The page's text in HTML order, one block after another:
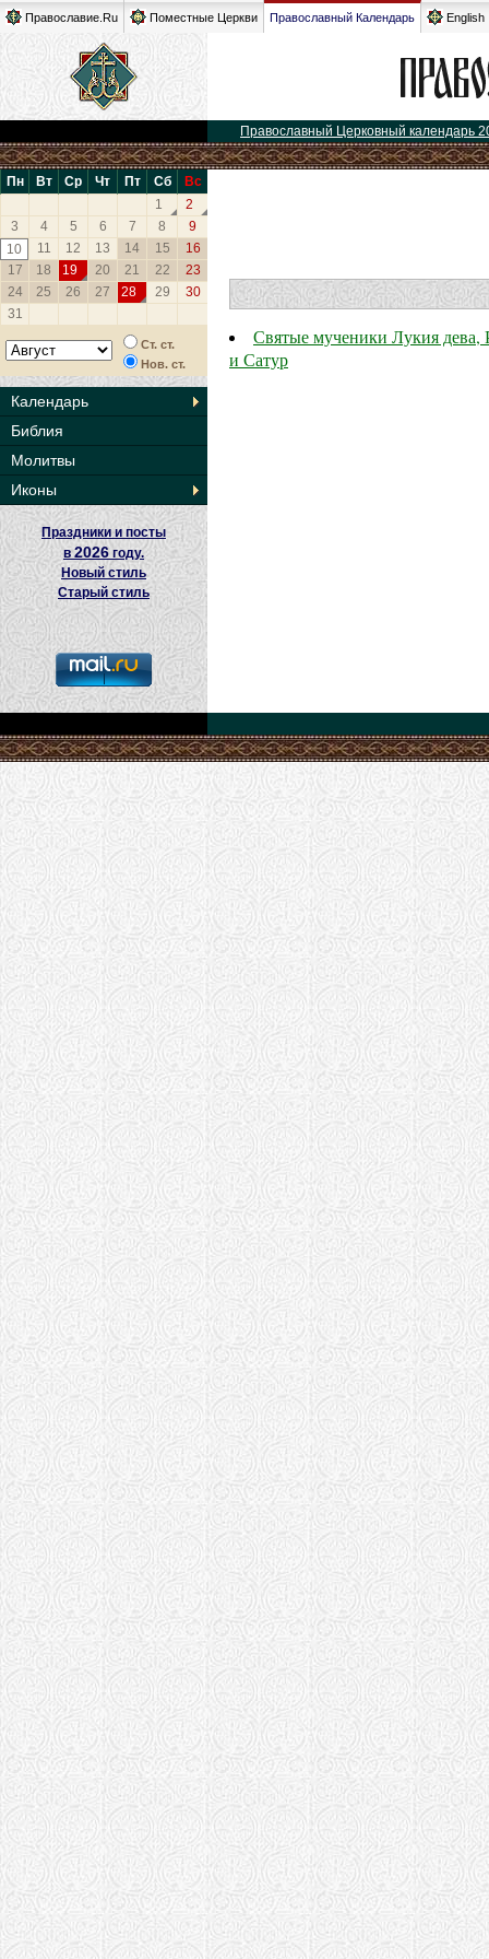
Православие.Ru Поместные Церкви Православный Календарь English
Православный Церковный календарь
Пн Вт Ср Чт Пт Сб
Вс
1
2
3
4 5 6 7 8
9
10
11 12 13 14 15
16
17
18 19 20 21 22
23
24
25 26 27 28 29
30
31
Ст. ст.
Нов. ст.
Календарь
Библия
Молитвы
Иконы
Праздники и посты
в2026 году.
Новый стиль
Старый стиль
Святые мученики Лукия
и Сатур